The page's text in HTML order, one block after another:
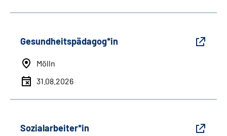
Gesundheitspädagog*in
Mölln
31.08.2026
Sozialarbeiter*in